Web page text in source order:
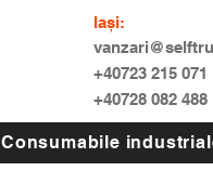
Iași:
+40723 215 071
+40728 082 488
Consumabile